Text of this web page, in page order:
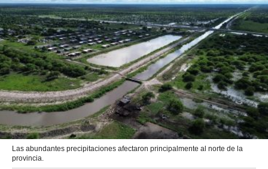
Las abundantes precipitaciones afectaron principalmente al norte de la
provincia.